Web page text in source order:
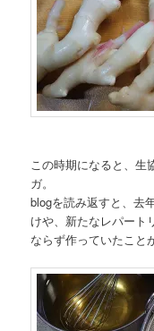
この時期になると、生
ガ。
blogを読み返すと、去
けや、新たなレパート
ならず作っていたこと